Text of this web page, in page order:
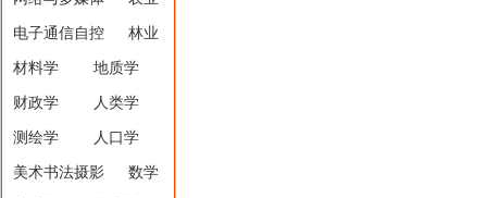
电子通信自控 林业
材料学 地质学
财政学 人类学
测绘学 人口学
美术书法摄影 数学